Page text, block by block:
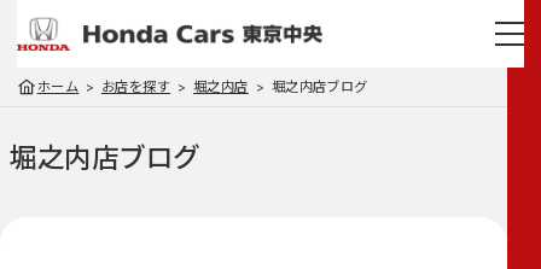
ホーム お店を探す 堀之内店 堀之内店ブログ
堀之内店ブログ